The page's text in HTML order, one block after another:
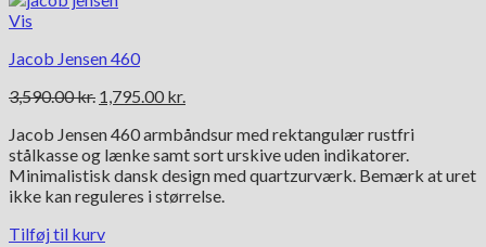
Vis
Jacob Jensen 460
3,590.00kr. Den
pris
var:
3,590.00 kr..
1,795.00 kr.
pris
er:
1,795.00 kr..
Jacob Jensen 460 armbåndsur med rektangulær rustfri
stålkasse og lænke samt sort urskive uden indikatorer.
Minimalistisk dansk design med quartzurværk. Bemærk at uret
ikke kan reguleres i størrelse.
Tilføj til kurv